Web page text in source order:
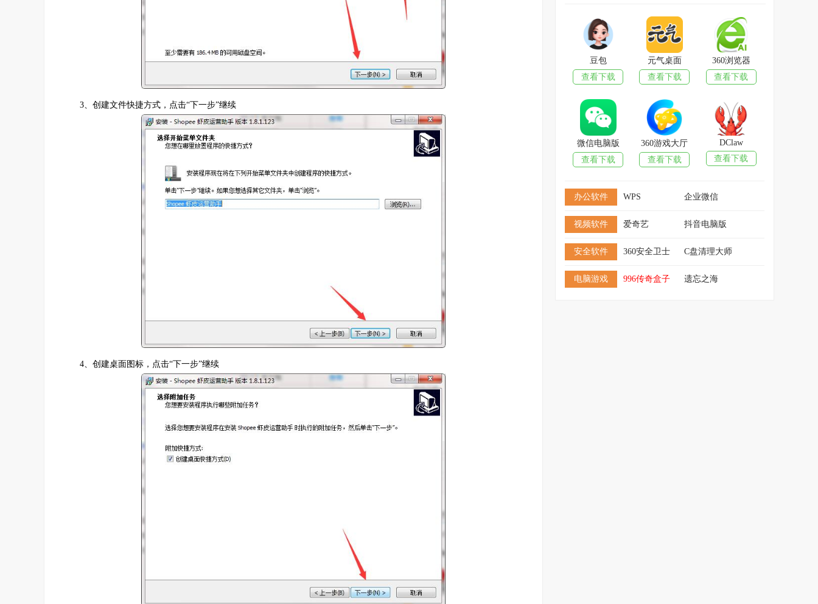
3、创建文件快捷方式，点击“下一步”继续
4、创建桌面图标，点击“下一步”继续
豆包
查看下载
元气桌面
查看下载
360浏览器
查看下载
微信电脑版
查看下载
360游戏大厅
查看下载
DClaw
查看下载
办公软件 WPS 企业微信
视频软件 爱奇艺 抖音电脑版
安全软件 360安全卫士 C盘清理大师
电脑游戏 996传奇盒子 遗忘之海